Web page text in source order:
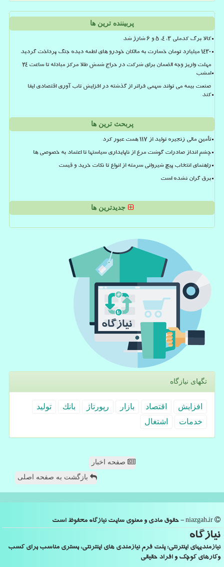
پربیننده ترین ها
کالا برگ کدملی 3، 4، 5 و 6 شارژ شد
۱۴۳۰ میلیارد تومان خسارت به مالکان خودرو های لطمه دیده جنگ پرداخت گردید
مهلت واریز وجه الضمان برای شرکت در حراج شمش طلا مرکز مبادله تا ساعت ۲۴
امشب
صنعت بیمه می تواند سهمی فراتر از گذشته در افزایش تاب آوری اقتصادی ایفا
کند
پربحث ترین ها
تأمین مالی زنجیره تولید از ۱۱۷ همت عبور کرد
چشم انداز صادرات گوشت مرغ از ناپایداری سیاستها تا اعتماد به خصوصی ها
راهنمای انتخاب پیچ شیروانی سرمته از انواع تا نکات خرید و قیمت
برق گران نشده است
جدیدترین ها
تگهای نیازگاه
افزایش اقتصاد بازار رپورتاژ بانك
تولید
خدمات
اشتغال
صفحه اخبار
بازگشت به صفحه اصلی
نیازگاه
نیازمندیهای اینترنتی: پلت فرم نیازمندی های اینترنتی، بستری مناسب برای کسب
وکارهای کوچک و افراد حقیقی